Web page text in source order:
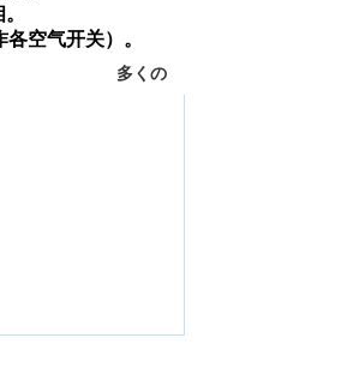
空气开关）。
多くの